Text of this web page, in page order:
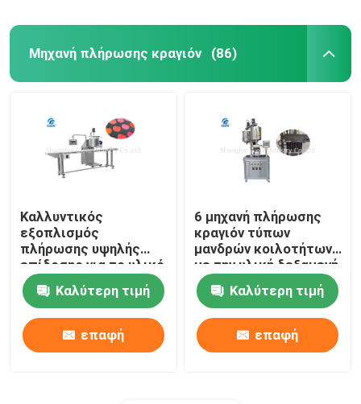
Μηχανή πλήρωσης κραγιόν (86)
Καλλυντικός
εξοπλισμός
πλήρωσης υψηλής
επίδοσης για το υλικό
ιξώδους
Καλύτερη τιμή
επαφή
6 μηχανή πλήρωσης
κραγιόν τύπων
μανδρών κοιλοτήτων
με την υλική δεξαμενή
δύο 20L
Καλύτερη τιμή
επαφή